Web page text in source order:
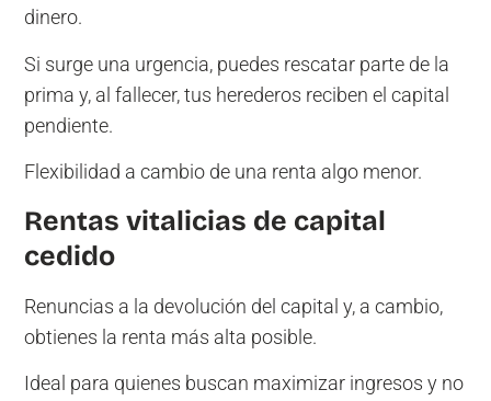
dinero.
Si surge una urgencia, puedes rescatar parte de la
prima y, al fallecer, tus herederos reciben el capital
pendiente.
Flexibilidad a cambio de una renta algo menor.
Rentas vitalicias de capital
cedido
Renuncias a la devolución del capital y, a cambio,
obtienes la renta más alta posible.
Ideal para quienes buscan maximizar ingresos y no